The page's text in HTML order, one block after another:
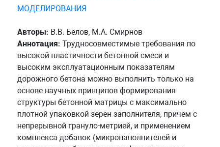
МОДЕЛИРОВАНИЯ
Авторы: В.В. Белов, М.А. Смирнов
Аннотация: Трудносовместимые требования по
высокой пластичности бетонной смеси и
высоким эксплуатационным показателям
дорожного бетона можно выполнить только на
основе научных принципов формирования
структуры бетонной матрицы с максимально
плотной упаковкой зерен заполнителя, причем с
непрерывной грануло-метрией, и применением
комплекса добавок (микронаполнителей и